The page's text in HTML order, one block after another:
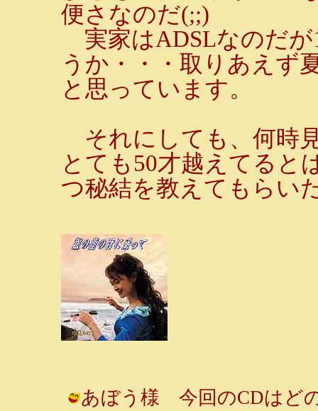
便さなのだ(;;)
実家はADSLなのだ
うか・・・取りあえず
と思っています。
それにしても、何時
とても50才越えてると
つ秘結を教えてもらい
あぼう様 今回のCDはど